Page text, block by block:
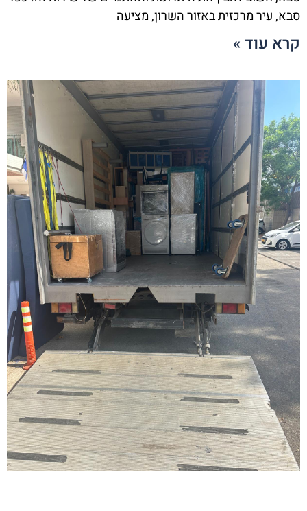
סבא, עיר מרכזית באזור השרון, מציעה
קרא עוד »